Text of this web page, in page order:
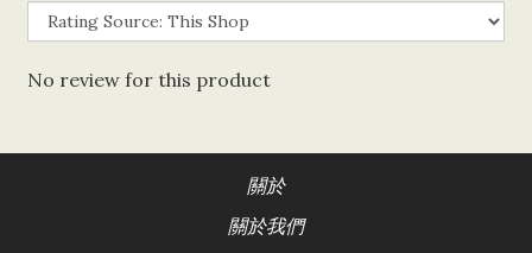
No review for this product
關於
關於我們